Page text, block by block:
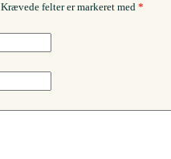
Krævede felter er markeret med *